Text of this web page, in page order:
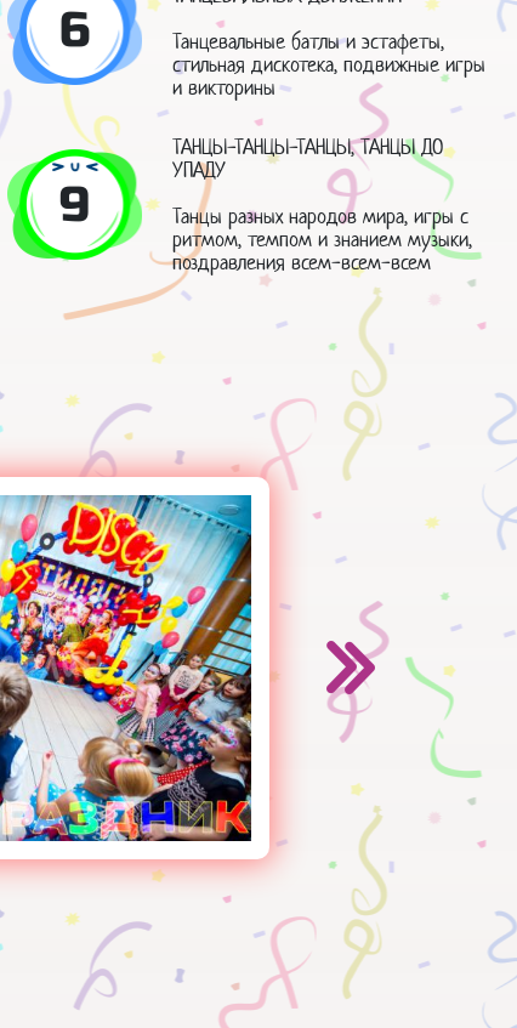
6
Танцевальные батлы и эстафеты,
стильная дискотека, подвижные игры
и викторины
9
ТАНЦЫ-ТАНЦЫ-ТАНЦЫ, ТАНЦЫ ДО
УПАДУ
Танцы разных народов мира, игры с
ритмом, темпом и знанием музыки,
поздравления всем-всем-всем